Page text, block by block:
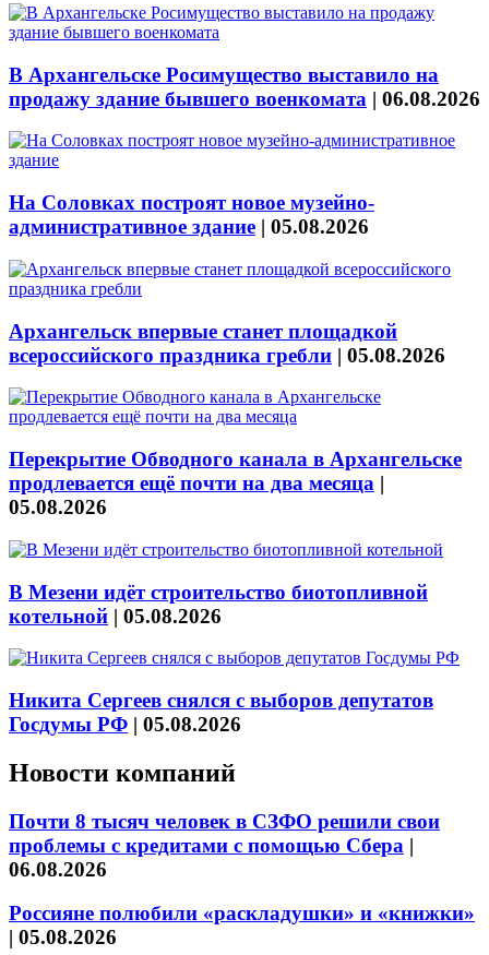
В Архангельске Росимущество выставило на
продажу здание бывшего военкомата | 06.08.2026
На Соловках построят новое музейно-
административное здание | 05.08.2026
Архангельск впервые станет площадкой
всероссийского праздника гребли | 05.08.2026
Перекрытие Обводного канала в Архангельске
продлевается ещё почти на два месяца |
05.08.2026
В Мезени идёт строительство биотопливной
котельной | 05.08.2026
Никита Сергеев снялся с выборов депутатов
Госдумы РФ | 05.08.2026
Новости компаний
Почти 8 тысяч человек в СЗФО решили свои
проблемы с кредитами с помощью Сбера |
06.08.2026
Россияне полюбили «раскладушки» и «книжки»
| 05.08.2026